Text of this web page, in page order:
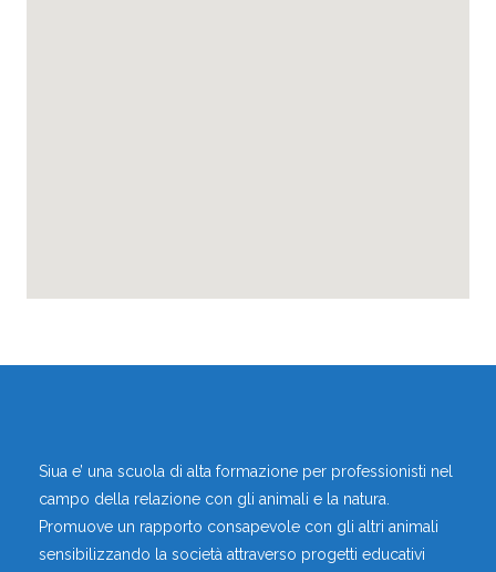
Siua e’ una scuola di alta formazione per professionisti nel
campo della relazione con gli animali e la natura.
Promuove un rapporto consapevole con gli altri animali
sensibilizzando la società attraverso progetti educativi